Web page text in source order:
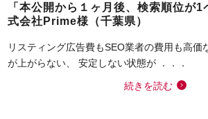
「本公開から１ヶ月後、検索順位が
式会社Prime様（千葉県）
リスティング広告費もSEO業者の費用も高価
が上がらない、 安定しない状態が ．．．
続きを読む